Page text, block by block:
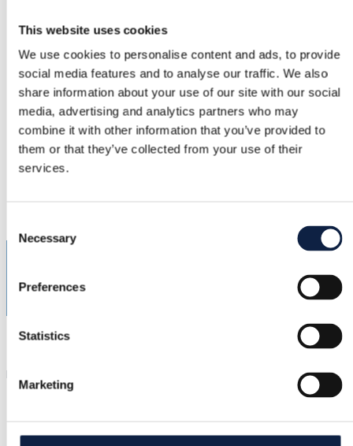
This website uses cookies
We use cookies to personalise content and ads, to provide
social media features and to analyse our traffic. We also
share information about your use of our site with our social
media, advertising and analytics partners who may
combine it with other information that you’ve provided to
them or that they’ve collected from your use of their
services.
Selection
Necessary
Preferences
Statistics
Marketing
Taille
–
État
–
Couleur
–
juliec
Risskov, Danemark
–(0)